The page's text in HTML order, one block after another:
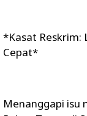
*Kasat Reskrim:
Cepat*
Menanggapi isu